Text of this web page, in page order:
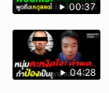
00:37
04:28